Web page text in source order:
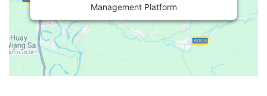
Management Platform